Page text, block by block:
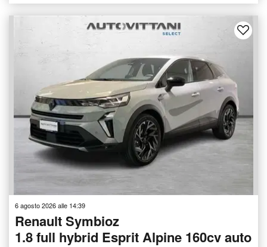
6 agosto 2026 alle 14:39
Renault Symbioz
1.8 full hybrid Esprit Alpine 160cv auto